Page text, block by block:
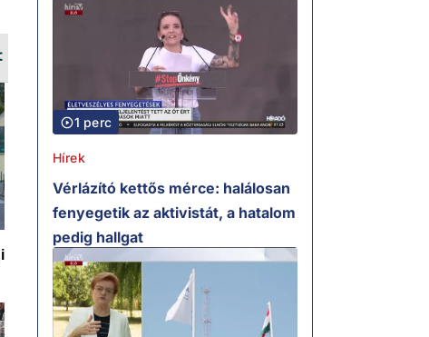
1 perc
Hírek
Vérlázító kettős mérce: halálosan
fenyegetik az aktivistát, a hatalom
pedig hallgat